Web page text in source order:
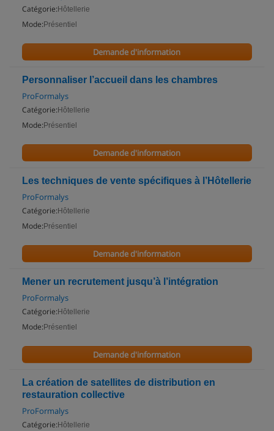
Catégorie: Hôtellerie
Mode: Présentiel
Demande d'information
Personnaliser l’accueil dans les chambres
ProFormalys
Catégorie: Hôtellerie
Mode: Présentiel
Demande d'information
Les techniques de vente spécifiques à l’Hôtellerie
ProFormalys
Catégorie: Hôtellerie
Mode: Présentiel
Demande d'information
Mener un recrutement jusqu’à l’intégration
ProFormalys
Catégorie: Hôtellerie
Mode: Présentiel
Demande d'information
La création de satellites de distribution en
restauration collective
ProFormalys
Catégorie: Hôtellerie